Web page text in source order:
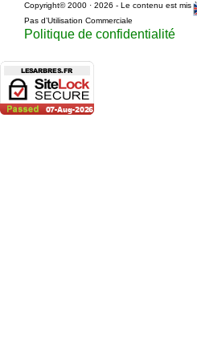
Copyright© 2000 · 2026 - Le contenu est mis
Pas d’Utilisation Commerciale
Politique de confidentialité